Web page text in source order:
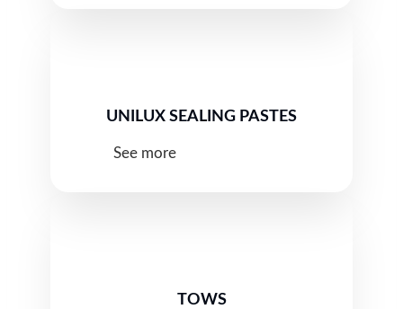
UNILUX SEALING PASTES
See more
TOWS